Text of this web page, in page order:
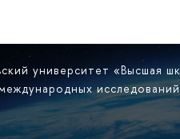
университет «Высшая